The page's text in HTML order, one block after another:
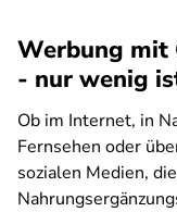
Werbung mit
- nur wenig
Ob im Internet, in
Fernsehen oder
sozialen Medien,